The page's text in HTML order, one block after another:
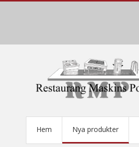
Hem Nya produkter